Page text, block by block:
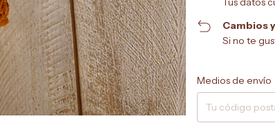
Cambios
Si no te
Entregas para el CP:
Medios de envío